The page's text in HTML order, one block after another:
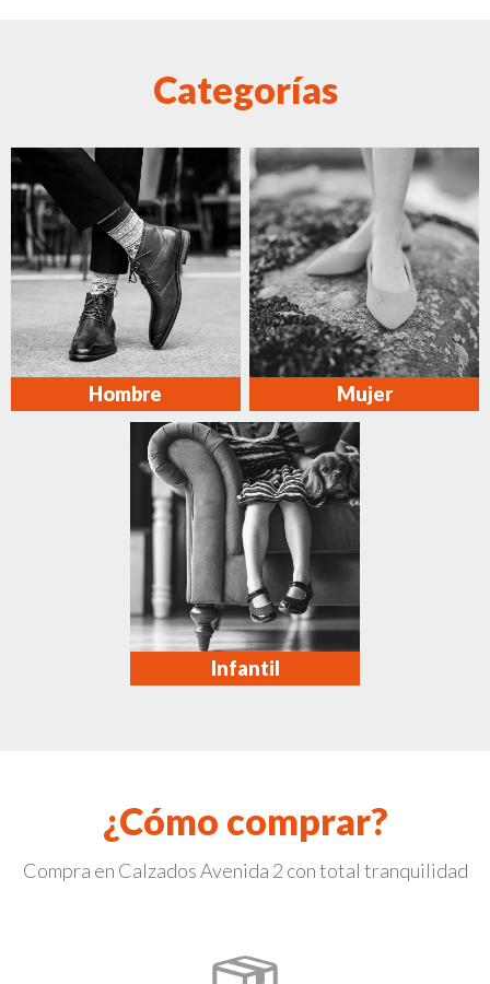
Categorías
Hombre Mujer
Infantil
¿Cómo comprar?
Compra en Calzados Avenida 2 con total tranquilidad